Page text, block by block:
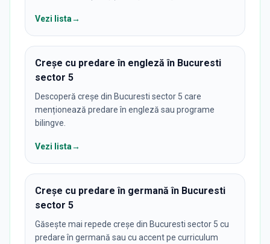
Vezi lista→
Creșe cu predare în engleză în Bucuresti
sector 5
Descoperă creșe din Bucuresti sector 5 care
menționează predare în engleză sau programe
bilingve.
Vezi lista→
Creșe cu predare în germană în Bucuresti
sector 5
Găsește mai repede creșe din Bucuresti sector 5 cu
predare în germană sau cu accent pe curriculum